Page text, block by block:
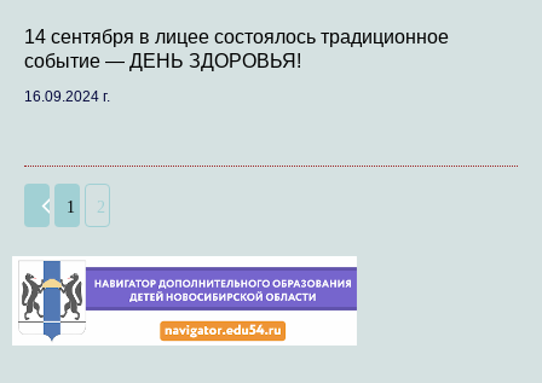
14 сентября в лицее состоялось традиционное
событие — ДЕНЬ ЗДОРОВЬЯ!
16.09.2024 г.
1 2